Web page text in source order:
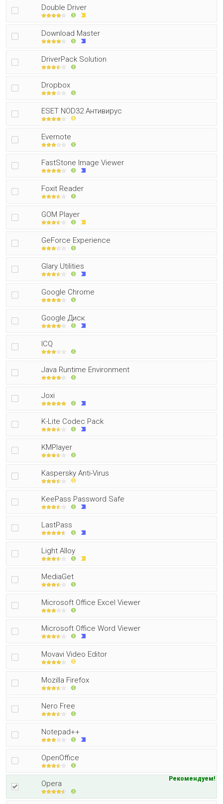
Double Driver
Download Master
DriverPack Solution
Dropbox
ESET NOD32 Антивирус
Evernote
FastStone Image Viewer
Foxit Reader
GOM Player
GeForce Experience
Glary Utilities
Google Chrome
Google Диск
ICQ
Java Runtime Environment
Joxi
K-Lite Codec Pack
KMPlayer
Kaspersky Anti-Virus
KeePass Password Safe
LastPass
Light Alloy
MediaGet
Microsoft Office Excel Viewer
Microsoft Office Word Viewer
Movavi Video Editor
Mozilla Firefox
Nero Free
Notepad++
OpenOffice
Opera
Рекомендуем!